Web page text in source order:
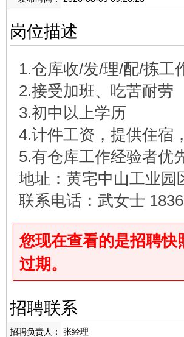
岗位描述
1.仓库收/发/理/配/拣工
2.接受加班、吃苦耐劳
3.初中以上学历
4.计件工资，提供住宿
5.有仓库工作经验者优
地址：黄宅中山工业园
联系电话：武女士
您现在查看的是招聘快
过期。
招聘联系
招聘负责人： 张经理